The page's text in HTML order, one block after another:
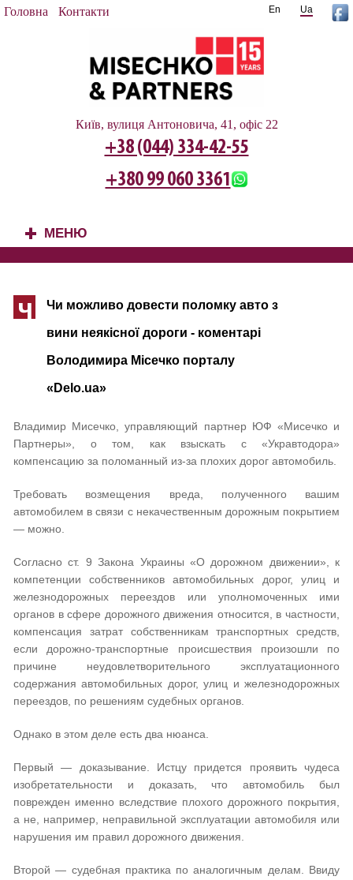
Головна Контакти Ua
En
Київ, вулиця Антоновича, 41, офіс 22
+38 (044) 334-42-55
+380 99 060 3361
+ МЕНЮ
Ч Чи можливо довести поломку авто з
вини неякісної дороги - коментарі
Володимира Місечко порталу
«Delo.ua»
Владимир Мисечко, управляющий партнер ЮФ «Мисечко и
Партнеры», о том, как взыскать с «Укравтодора»
компенсацию за поломанный из-за плохих дорог автомобиль.
Требовать возмещения вреда, полученного вашим
автомобилем в связи с некачественным дорожным покрытием
— можно.
Согласно ст. 9 Закона Украины «О дорожном движении», к
компетенции собственников автомобильных дорог, улиц и
железнодорожных переездов или уполномоченных ими
органов в сфере дорожного движения относится, в частности,
компенсация затрат собственникам транспортных средств,
если дорожно-транспортные происшествия произошли по
причине неудовлетворительного эксплуатационного
содержания автомобильных дорог, улиц и железнодорожных
переездов, по решениям судебных органов.
Однако в этом деле есть два нюанса.
Первый — доказывание. Истцу придется проявить чудеса
изобретательности и доказать, что автомобиль был
поврежден именно вследствие плохого дорожного покрытия,
а не, например, неправильной эксплуатации автомобиля или
нарушения им правил дорожного движения.
Второй — судебная практика по аналогичным делам. Ввиду